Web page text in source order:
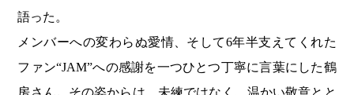
語った。
メンバーへの変わらぬ愛情、そして6年半支えてくれた
ファン“JAM”への感謝を一つひとつ丁寧に言葉にした鶴